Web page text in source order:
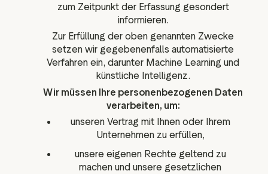
zum Zeitpunkt der Erfassung gesondert
informieren.
Zur Erfüllung der oben genannten Zwecke
setzen wir gegebenenfalls automatisierte
Verfahren ein, darunter Machine Learning und
künstliche Intelligenz.
Wir müssen Ihre personenbezogenen Daten
verarbeiten, um:
unseren Vertrag mit Ihnen oder Ihrem
Unternehmen zu erfüllen,
unsere eigenen Rechte geltend zu
machen und unsere gesetzlichen